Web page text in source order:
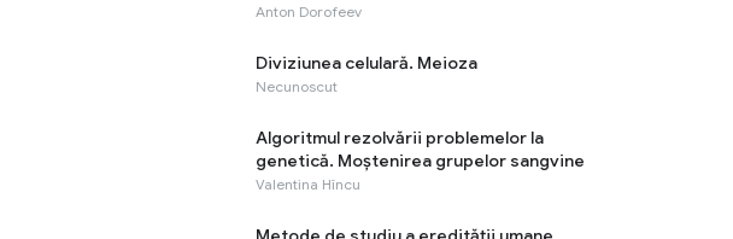
Anton Dorofeev
Diviziunea celulară. Meioza
Necunoscut
Algoritmul rezolvării problemelor la
genetică. Moștenirea grupelor sangvine
Valentina Hîncu